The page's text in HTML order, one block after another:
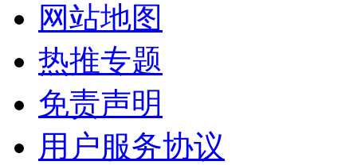
网站地图
热推专题
免责声明
用户服务协议